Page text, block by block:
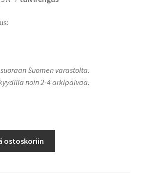
Suomen varastolta.
noin 2-4 arkipäivää.
ostoskoriin